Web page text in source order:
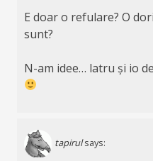
E doar o refulare? O
sunt?
N-am idee… latru și io
tapirul says: